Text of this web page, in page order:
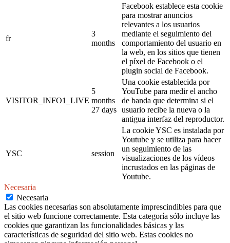
fr
3
months
Facebook establece esta cookie
para mostrar anuncios
relevantes a los usuarios
mediante el seguimiento del
comportamiento del usuario en
la web, en los sitios que tienen
el píxel de Facebook o el
plugin social de Facebook.
VISITOR_INFO1_LIVE
5
months
27 days
Una cookie establecida por
YouTube para medir el ancho
de banda que determina si el
usuario recibe la nueva o la
antigua interfaz del reproductor.
YSC session
La cookie YSC es instalada por
Youtube y se utiliza para hacer
un seguimiento de las
visualizaciones de los vídeos
incrustados en las páginas de
Youtube.
Necesaria
Necesaria
Las cookies necesarias son absolutamente imprescindibles para que
el sitio web funcione correctamente. Esta categoría sólo incluye las
cookies que garantizan las funcionalidades básicas y las
características de seguridad del sitio web. Estas cookies no